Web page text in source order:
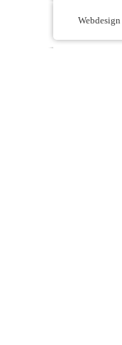
Webdesign